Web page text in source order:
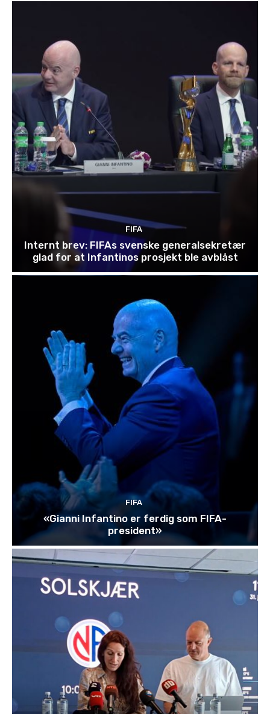
FIFA
Internt brev: FIFAs svenske generalsekretær
glad for at Infantinos prosjekt ble avblåst
FIFA
«Gianni Infantino er ferdig som FIFA-
president»